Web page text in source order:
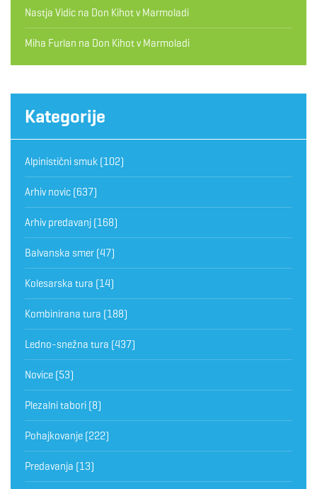
Nastja Vidic na Don Kihot v Marmoladi
Miha Furlan na Don Kihot v Marmoladi
Kategorije
Alpinistični smuk (102)
Arhiv novic (637)
Arhiv predavanj (168)
Balvanska smer (47)
Kolesarska tura (14)
Kombinirana tura (188)
Ledno-snežna tura (437)
Novice (53)
Plezalni tabori (8)
Pohajkovanje (222)
Predavanja (13)